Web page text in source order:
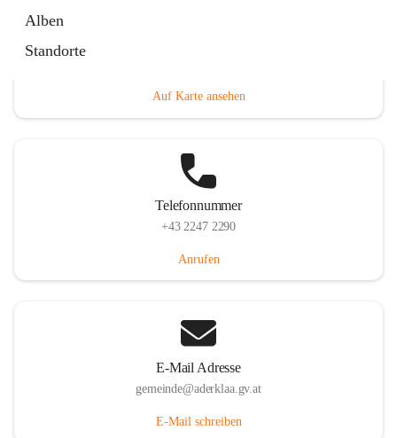
Alben
Standorte
Auf Karte ansehen
Telefonnummer
+43 2247 2290
Anrufen
E-Mail Adresse
gemeinde@aderklaa.gv.at
E-Mail schreiben